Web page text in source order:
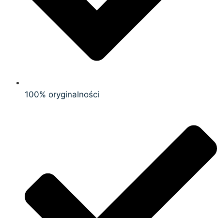
100% oryginalności